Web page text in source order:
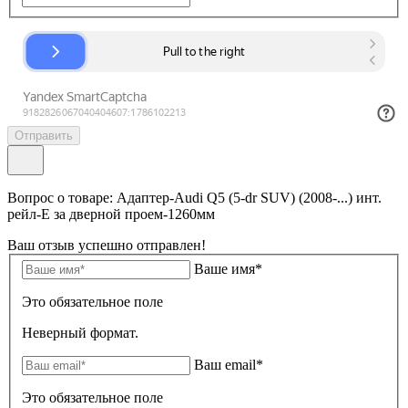
Отправить
Вопрос о товаре: Адаптер-Audi Q5 (5-dr SUV) (2008-...) инт.
рейл-E за дверной проем-1260мм
Ваш отзыв успешно отправлен!
Ваше имя*
Это обязательное поле
Неверный формат.
Ваш email*
Это обязательное поле